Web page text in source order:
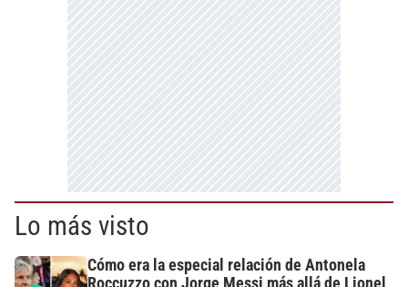
Lo más visto
Cómo era la especial relación de Antonela
Roccuzzo con Jorge Messi más allá de Lionel